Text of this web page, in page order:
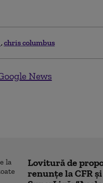
chris columbus
News
Lovitură de
renunțe la CFR